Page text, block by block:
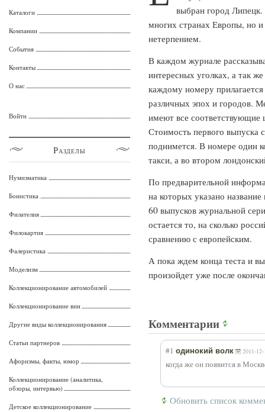
выбран город
многих странах Европы, но
нетерпением.
В каждом журнале
интересных уголках, а так
каждому номеру
различных эпох и городов.
имеют все соответствующие
Стоимость первого выпуска
поднимется. В номере один
такси, а во втором
По предварительной
на которых указано
60 выпусков журнальной
остается то, на сколько
сравнению с европейским.
А пока ждем конца теста и
произойдет уже после
Комментарии
#1 одинокий волк 2011-
когда же он появится в
Обновить список
Каталоги
Компании
События
Контакты
О нас
Войти
Разделы
Нумизматика
Бонистика
Филателия
Филокартия
Фалеристика
Моделизм
Коллекционирование автомобилей
Коллекционирование вин
Другие виды коллекционирования
Статьи партнеров
Афоризмы, факты, юмор
Коллекционирование (аналитика,
обзоры, интервью)
Детское коллекционирование